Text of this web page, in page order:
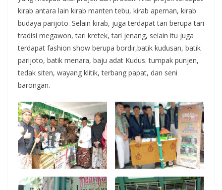
kirab antara lain kirab manten tebu, kirab apeman, kirab
budaya parijoto. Selain kirab, juga terdapat tari berupa tari
tradisi megawon, tari kretek, tari jenang, selain itu juga
terdapat fashion show berupa bordir,batik kudusan, batik
parijoto, batik menara, baju adat Kudus. tumpak punjen,
tedak siten, wayang klitik, terbang papat, dan seni
barongan.